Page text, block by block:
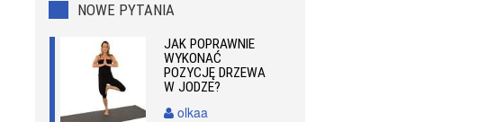
NOWE PYTANIA
JAK POPRAWNIE
WYKONAĆ
POZYCJĘ DRZEWA
W JODZE?
olkaa